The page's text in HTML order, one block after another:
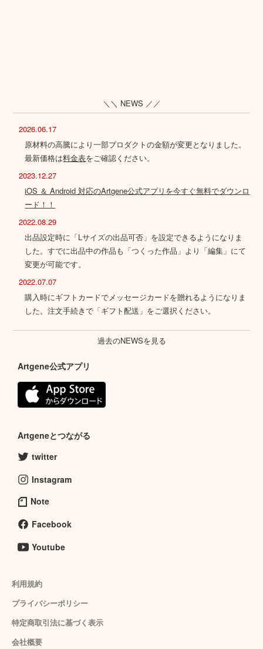
＼＼ NEWS ／／
2026.06.17
原材料の高騰により一部プロダクトの金額が変更となりました。
最新価格は料金表をご確認ください。
2023.12.27
iOS ＆ Android 対応のArtgene公式アプリを今すぐ無料でダウンロ
ード！！
2022.08.29
出品設定時に「Lサイズの出品可否」を設定できるようになりま
した。すでに出品中の作品も「つくった作品」より「編集」にて
変更が可能です。
2022.07.07
購入時にギフトカードでメッセージカードを贈れるようになりま
した。注文手続きで「ギフト配送」をご選択ください。
過去のNEWSを見る
Artgene公式アプリ
Artgeneとつながる
twitter
Instagram
Note
Facebook
Youtube
利用規約
プライバシーポリシー
特定商取引法に基づく表示
会社概要